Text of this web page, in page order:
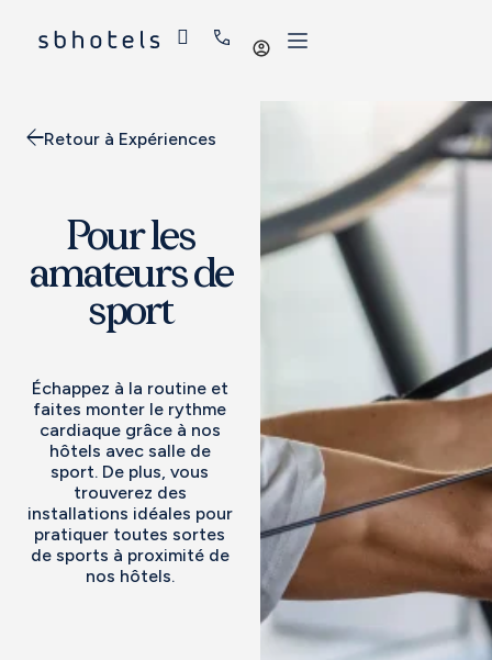
Se
Retour à Expériences
Pour les
amateurs de
sport
Échappez à la routine et
faites monter le rythme
cardiaque grâce à nos
hôtels avec salle de
sport. De plus, vous
trouverez des
installations idéales pour
pratiquer toutes sortes
de sports à proximité de
nos hôtels.